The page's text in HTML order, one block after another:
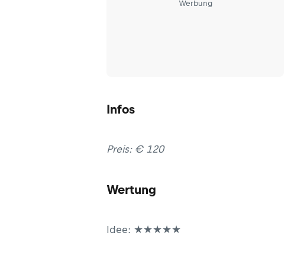
Werbung
Infos
Preis: € 120
Wertung
Idee: ★★★★★